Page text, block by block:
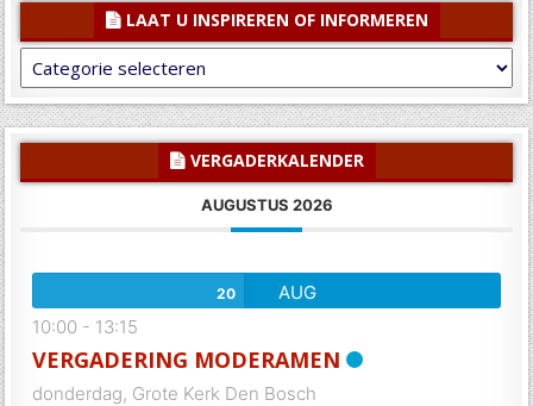
LAAT U INSPIREREN OF INFORMEREN
Laat
U
inspireren
of
VERGADERKALENDER
AUGUSTUS 2026
20
AUG
10:00 - 13:15
VERGADERING MODERAMEN
donderdag, Grote Kerk Den Bosch